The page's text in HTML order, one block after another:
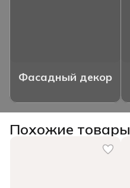
Фасадный декор
Похожие товары